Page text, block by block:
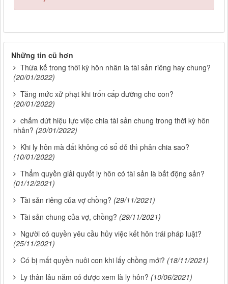
Những tin cũ hơn
Thừa kế trong thời kỳ hôn nhân là tài sản riêng hay chung?
(20/01/2022)
Tăng mức xử phạt khi trốn cấp dưỡng cho con?
(20/01/2022)
chấm dứt hiệu lực việc chia tài sản chung trong thời kỳ hôn
nhân? (20/01/2022)
Khi ly hôn mà đất không có sổ đỏ thì phân chia sao?
(10/01/2022)
Thẩm quyền giải quyết ly hôn có tài sản là bất động sản?
(01/12/2021)
Tài sản riêng của vợ chồng? (29/11/2021)
Tài sản chung của vợ, chồng? (29/11/2021)
Người có quyền yêu cầu hủy việc kết hôn trái pháp luật?
(25/11/2021)
Có bị mất quyền nuôi con khi lấy chồng mới? (18/11/2021)
Ly thân lâu năm có được xem là ly hôn? (10/06/2021)